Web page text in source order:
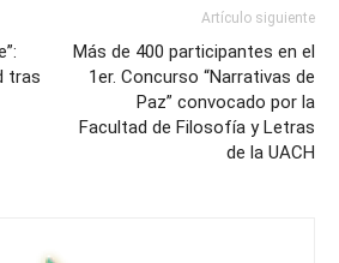
tras
Artículo siguiente
Más de 400 participantes en el
1er. Concurso “Narrativas de
Paz” convocado por la
Facultad de Filosofía y Letras
de la UACH